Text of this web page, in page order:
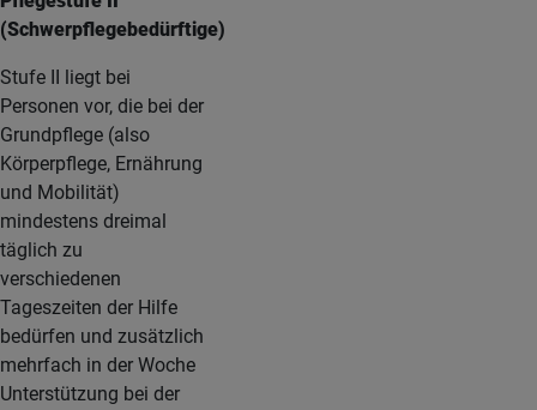
(Schwerpflegebedürftige)
Stufe II liegt bei
Personen vor, die bei der
Grundpflege (also
Körperpflege, Ernährung
und Mobilität)
mindestens dreimal
täglich zu
verschiedenen
Tageszeiten der Hilfe
bedürfen und zusätzlich
mehrfach in der Woche
Unterstützung bei der